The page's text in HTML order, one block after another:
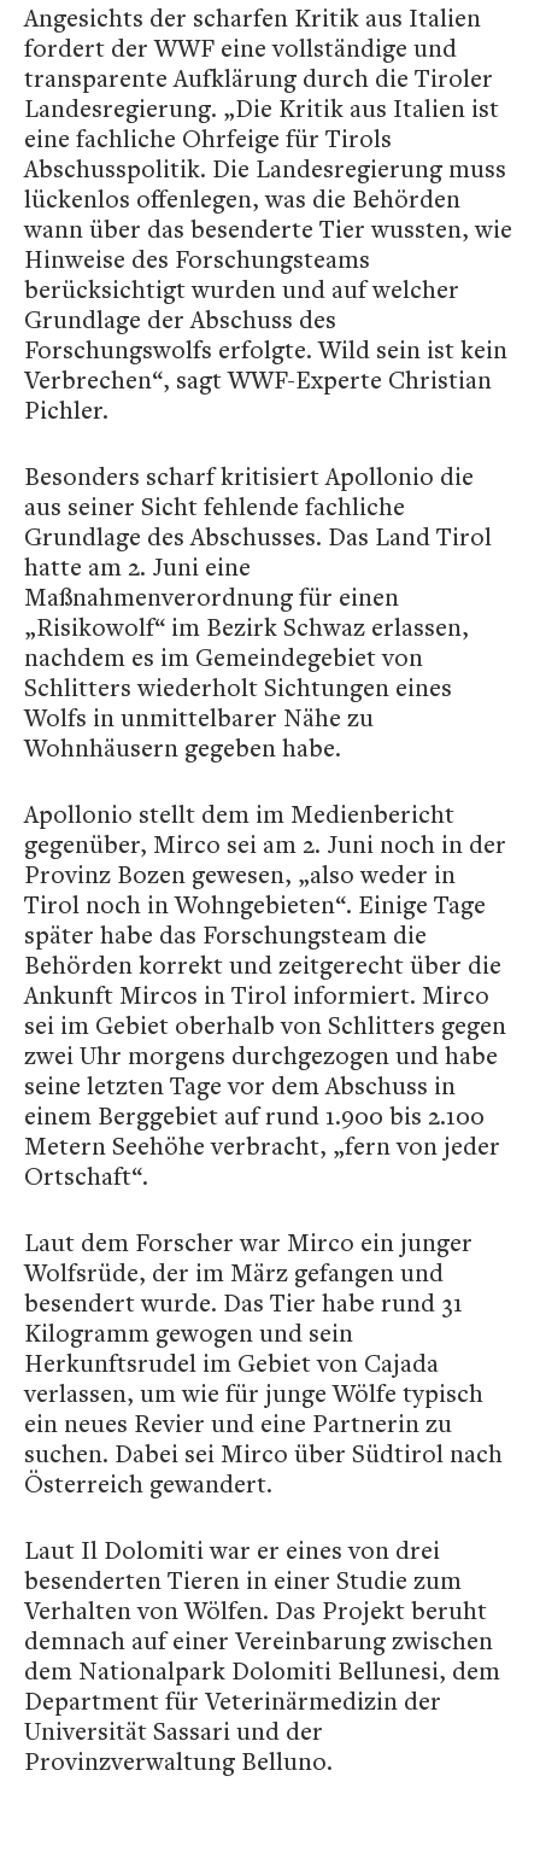
Angesichts der scharfen Kritik aus Italien
fordert der WWF eine vollständige und
transparente Aufklärung durch die Tiroler
Landesregierung. „Die Kritik aus Italien ist
eine fachliche Ohrfeige für Tirols
Abschusspolitik. Die Landesregierung muss
lückenlos offenlegen, was die Behörden
wann über das besenderte Tier wussten, wie
Hinweise des Forschungsteams
berücksichtigt wurden und auf welcher
Grundlage der Abschuss des
Forschungswolfs erfolgte. Wild sein ist kein
Verbrechen“, sagt WWF-Experte Christian
Pichler.
Besonders scharf kritisiert Apollonio die
aus seiner Sicht fehlende fachliche
Grundlage des Abschusses. Das Land Tirol
hatte am 2. Juni eine
Maßnahmenverordnung für einen
„Risikowolf“ im Bezirk Schwaz erlassen,
nachdem es im Gemeindegebiet von
Schlitters wiederholt Sichtungen eines
Wolfs in unmittelbarer Nähe zu
Wohnhäusern gegeben habe.
Apollonio stellt dem im Medienbericht
gegenüber, Mirco sei am 2. Juni noch in der
Provinz Bozen gewesen, „also weder in
Tirol noch in Wohngebieten“. Einige Tage
später habe das Forschungsteam die
Behörden korrekt und zeitgerecht über die
Ankunft Mircos in Tirol informiert. Mirco
sei im Gebiet oberhalb von Schlitters gegen
zwei Uhr morgens durchgezogen und habe
seine letzten Tage vor dem Abschuss in
einem Berggebiet auf rund 1.900 bis 2.100
Metern Seehöhe verbracht, „fern von jeder
Ortschaft“.
Laut dem Forscher war Mirco ein junger
Wolfsrüde, der im März gefangen und
besendert wurde. Das Tier habe rund 31
Kilogramm gewogen und sein
Herkunftsrudel im Gebiet von Cajada
verlassen, um wie für junge Wölfe typisch
ein neues Revier und eine Partnerin zu
suchen. Dabei sei Mirco über Südtirol nach
Österreich gewandert.
Laut Il Dolomiti war er eines von drei
besenderten Tieren in einer Studie zum
Verhalten von Wölfen. Das Projekt beruht
demnach auf einer Vereinbarung zwischen
dem Nationalpark Dolomiti Bellunesi, dem
Department für Veterinärmedizin der
Universität Sassari und der
Provinzverwaltung Belluno.